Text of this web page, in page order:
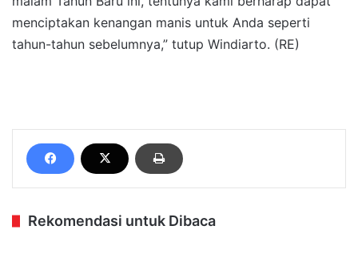
menciptakan kenangan manis untuk Anda seperti
tahun-tahun sebelumnya,” tutup Windiarto. (RE)
Rekomendasi untuk Dibaca